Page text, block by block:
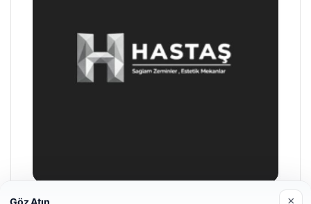
Göz Atın ×